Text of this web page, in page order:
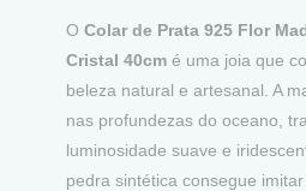
O Colar de Prata 925 Flor
Cristal 40cm é uma joia que
beleza natural e artesanal. A
nas profundezas do oceano,
luminosidade suave e
pedra sintética consegue